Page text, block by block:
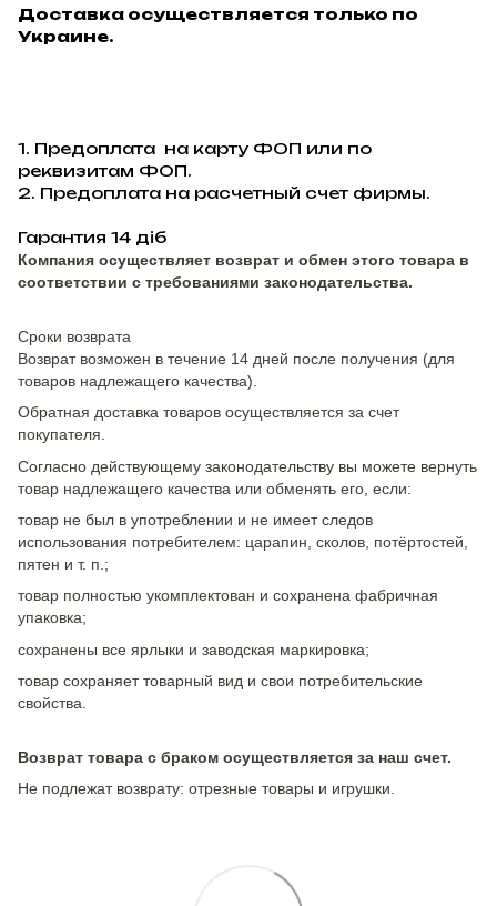
Доставка осуществляется только по
Украине.
1. Предоплата на карту ФОП или по
реквизитам ФОП.
2. Предоплата на расчетный счет фирмы.
Гарантия 14 діб
Компания осуществляет возврат и обмен этого товара в
соответствии с требованиями законодательства.
Сроки возврата
Возврат возможен в течение 14 дней после получения (для
товаров надлежащего качества).
Обратная доставка товаров осуществляется за счет
покупателя.
Согласно действующему законодательству вы можете вернуть
товар надлежащего качества или обменять его, если:
товар не был в употреблении и не имеет следов
использования потребителем: царапин, сколов, потёртостей,
пятен и т. п.;
товар полностью укомплектован и сохранена фабричная
упаковка;
сохранены все ярлыки и заводская маркировка;
товар сохраняет товарный вид и свои потребительские
свойства.
Возврат товара с браком осуществляется за наш счет.
Не подлежат возврату: отрезные товары и игрушки.